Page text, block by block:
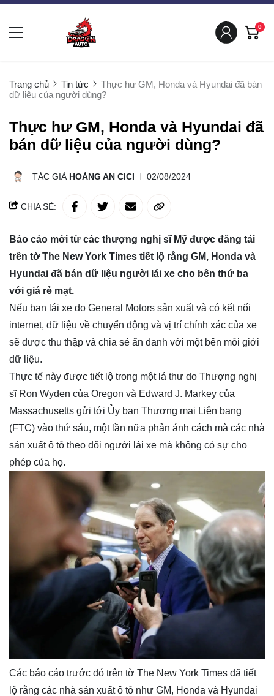
0
Trang chủ Tin tức
Thực hư GM, Honda và Hyundai đã bán
dữ liệu của người dùng?
Thực hư GM, Honda và Hyundai đã
bán dữ liệu của người dùng?
TÁC GIẢ HOÀNG AN CICI 02/08/2024
CHIA SẺ:
Báo cáo mới từ các thượng nghị sĩ Mỹ được đăng tải
trên tờ The New York Times tiết lộ rằng GM, Honda và
Hyundai đã bán dữ liệu người lái xe cho bên thứ ba
với giá rẻ mạt.
Nếu bạn lái xe do General Motors sản xuất và có kết nối
internet, dữ liệu về chuyển động và vị trí chính xác của xe
sẽ được thu thập và chia sẻ ẩn danh với một bên môi giới
dữ liệu.
Thực tế này được tiết lộ trong một lá thư do Thượng nghị
sĩ Ron Wyden của Oregon và Edward J. Markey của
Massachusetts gửi tới Ủy ban Thương mại Liên bang
(FTC) vào thứ sáu, một lần nữa phản ánh cách mà các nhà
sản xuất ô tô theo dõi người lái xe mà không có sự cho
phép của họ.
Các báo cáo trước đó trên tờ The New York Times đã tiết
lộ rằng các nhà sản xuất ô tô như GM, Honda và Hyundai